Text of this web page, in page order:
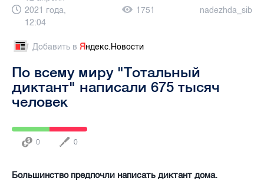
2021 года,
12:04
1751 nadezhda_sib
Добавить в Яндекс.Новости
По всему миру "Тотальный
диктант" написали 675 тысяч
человек
0 0
Большинство предпочли написать диктант дома.